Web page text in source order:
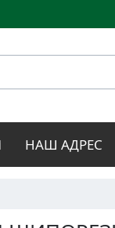
НАШ АДРЕС